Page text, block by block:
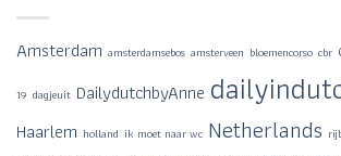
แม่
ของ
โค
น่า
bijdrage
ใน
มาตรการ
Amsterdam amsterdamsebos amsterveen bloemencorso cbr
19 dagjeuit DailydutchbyAnne
Haarlem holland ik moet naar wc Netherlands